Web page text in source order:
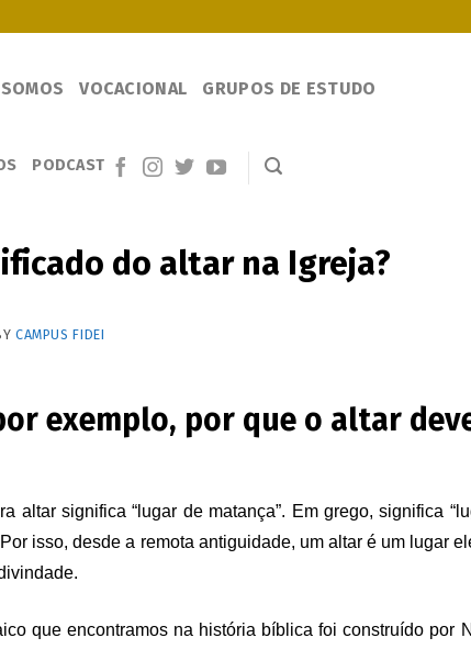
VOCACIONAL GRUPOS DE ESTUDO
PODCAST
do altar na Igreja?
CAMPUS FIDEI
exemplo, por que o altar
altar significa “lugar de matança”. Em grego, significa
Por isso, desde a remota antiguidade, um altar é um lugar
que encontramos na história bíblica foi construído